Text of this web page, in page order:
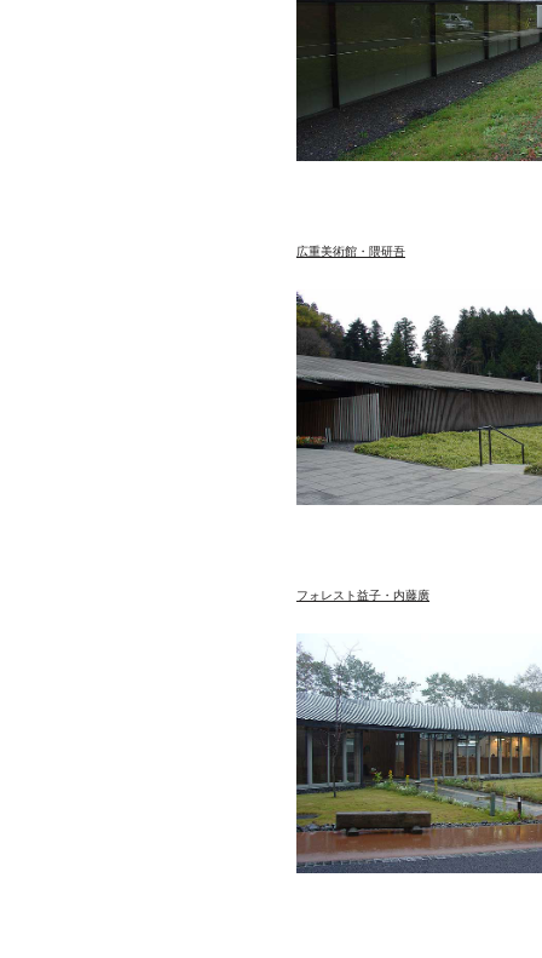
広重美術館・隈研吾
フォレスト益子・内藤廣